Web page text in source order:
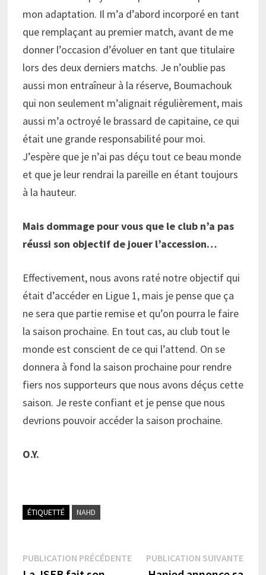
mon adaptation. Il m’a d’abord incorporé en tant
que remplaçant au premier match, avant de me
donner l’occasion d’évoluer en tant que titulaire
lors des deux derniers matchs. Je n’oublie pas
aussi mon entraîneur à la réserve, Boumachouk
qui non seulement m’alignait régulièrement, mais
aussi m’a octroyé le brassard de capitaine, ce qui
était une grande responsabilité pour moi.
J’espère que je n’ai pas déçu tout ce beau monde
et que je leur rendrai la pareille en étant toujours
à la hauteur.
Mais dommage pour vous que le club n’a pas
réussi son objectif de jouer l’accession…
Effectivement, nous avons raté notre objectif qui
était d’accéder en Ligue 1, mais je pense que ça
ne sera que partie remise et qu’on pourra le faire
la saison prochaine. En tout cas, au club tout le
monde est conscient de ce qui l’attend. On se
donnera à fond la saison prochaine pour rendre
fiers nos supporteurs que nous avons déçus cette
saison. Je reste confiant et je pense que nous
devrions pouvoir accéder la saison prochaine.
O.Y.
ÉTIQUETTÉ NAHD
Navigation
PUBLICATION PRÉCÉDENTEPublication
PUBLICATION SUIVANTE